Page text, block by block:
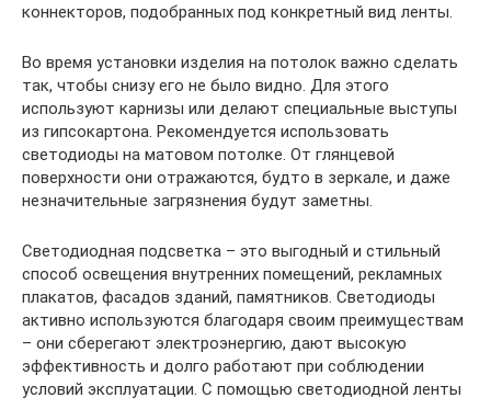
коннекторов, подобранных под конкретный вид ленты.
Во время установки изделия на потолок важно сделать
так, чтобы снизу его не было видно. Для этого
используют карнизы или делают специальные выступы
из гипсокартона. Рекомендуется использовать
светодиоды на матовом потолке. От глянцевой
поверхности они отражаются, будто в зеркале, и даже
незначительные загрязнения будут заметны.
Светодиодная подсветка – это выгодный и стильный
способ освещения внутренних помещений, рекламных
плакатов, фасадов зданий, памятников. Светодиоды
активно используются благодаря своим преимуществам
– они сберегают электроэнергию, дают высокую
эффективность и долго работают при соблюдении
условий эксплуатации. С помощью светодиодной ленты